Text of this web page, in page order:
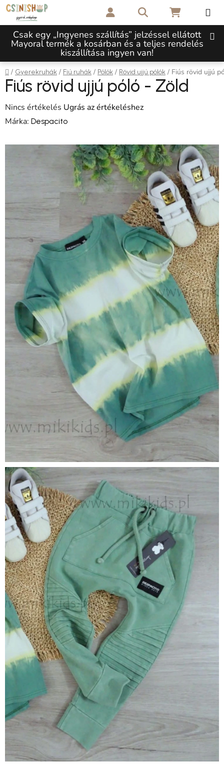
Ugrás a fő tartalomhoz
Csak egy „Ingyenes szállítás” jelzéssel ellátott
Mayoral termék a kosárban és a teljes rendelés
kiszállítása ingyen van!
KeresésKOSÁR
Kezdőlap
/ Gyerekruhák / Fiú ruhák / Pólók / Rövid ujjú pólók / Fiús rövid ujjú
Fiús rövid ujjú póló - Zöld
A termék átlagos értékelése 5-ből 0,0 csillag.
Nincs értékelés Ugrás az értékeléshez
Márka: Despacito